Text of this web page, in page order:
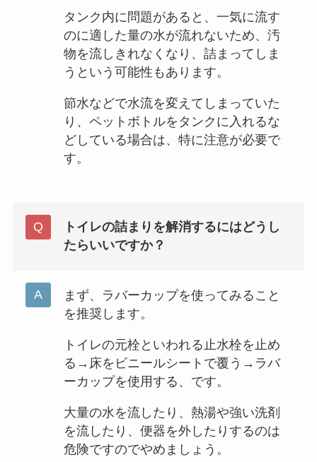
タンク内に問題があると、一気に流す
のに適した量の水が流れないため、汚
物を流しきれなくなり、詰まってしま
うという可能性もあります。
節水などで水流を変えてしまっていた
り、ペットボトルをタンクに入れるな
どしている場合は、特に注意が必要で
す。
トイレの詰まりを解消するにはどうし
たらいいですか？
まず、ラバーカップを使ってみること
を推奨します。
トイレの元栓といわれる止水栓を止め
る→床をビニールシートで覆う→ラバ
ーカップを使用する、です。
大量の水を流したり、熱湯や強い洗剤
を流したり、便器を外したりするのは
危険ですのでやめましょう。